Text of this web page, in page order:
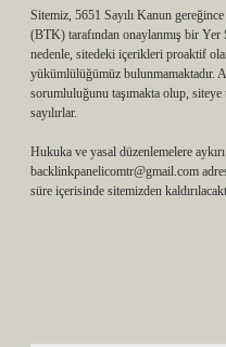
Sitemiz, 5651 Sayılı Kanun
(BTK) tarafından onaylanmış bir Yer
nedenle, sitedeki içerikleri proaktif
yükümlülüğümüz bulunmamaktadır.
sorumluluğunu taşımakta olup,
sayılırlar.
Hukuka ve yasal düzenlemelere
backlinkpanelicomtr@gmail.com
süre içerisinde sitemizden